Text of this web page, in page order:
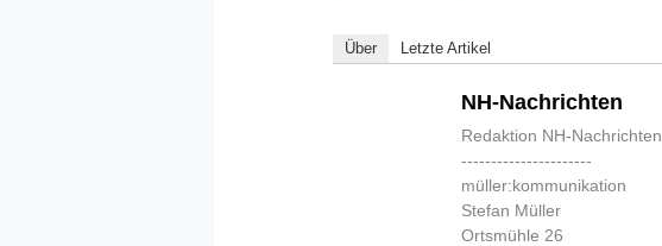
Über Letzte Artikel
NH-Nachrichten
Redaktion NH-Nachrichten
----------------------
müller:kommunikation
Stefan Müller
Ortsmühle 26